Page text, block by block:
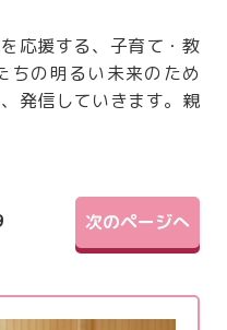
応援する、子育て・教
ちの明るい未来のため
発信していきます。親
次のページへ